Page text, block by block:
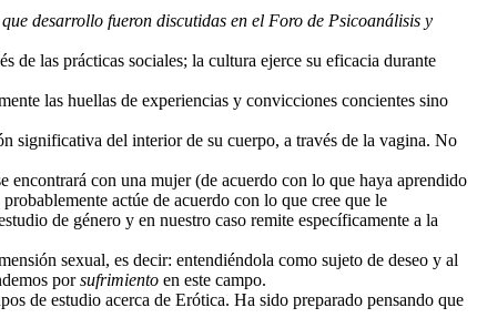
desarrollo fueron discutidas en el Foro de Psicoanálisis y
de las prácticas sociales; la cultura ejerce su eficacia durante
las huellas de experiencias y convicciones concientes sino
significativa del interior de su cuerpo, a través de la vagina. No
encontrará con una mujer (de acuerdo con lo que haya aprendido
actúe de acuerdo con lo que cree que le
de género y en nuestro caso remite específicamente a la
sexual, es decir: entendiéndola como sujeto de deseo y al
porsufrimiento en este campo.
de estudio acerca de Erótica. Ha sido preparado pensando que